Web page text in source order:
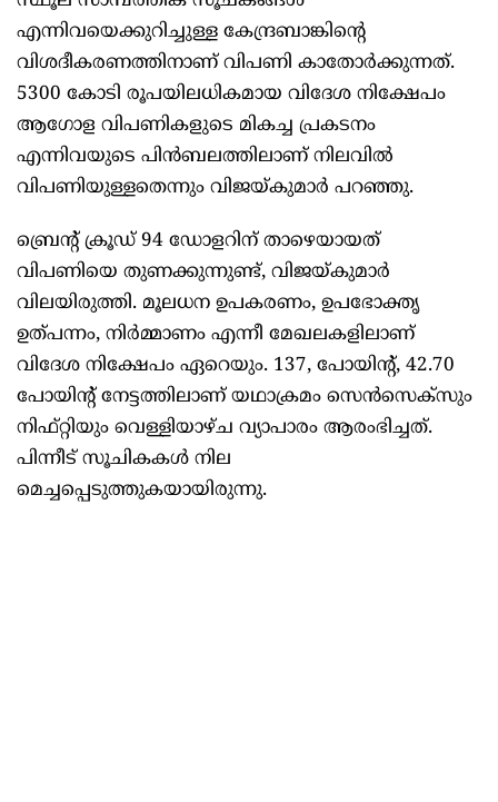
എന്നിവയെക്കുറിച്ചുള്ള കേന്ദ്രബാങ്കിന്റെ
വിശദീകരണത്തിനാണ് വിപണി കാതോര്‍ക്കുന്നത്.
5300 കോടി രൂപയിലധികമായ വിദേശ നിക്ഷേപം
ആഗോള വിപണികളുടെ മികച്ച പ്രകടനം
എന്നിവയുടെ പിന്‍ബലത്തിലാണ് നിലവില്‍
വിപണിയുള്ളതെന്നും വിജയ്കുമാര്‍ പറഞ്ഞു.
ബ്രെന്റ് ക്രൂഡ് 94 ഡോളറിന് താഴെയായത്
വിപണിയെ തുണക്കുന്നുണ്ട്, വിജയ്കുമാര്‍
വിലയിരുത്തി. മൂലധന ഉപകരണം, ഉപഭോക്തൃ
ഉത്പന്നം, നിര്‍മ്മാണം എന്നീ മേഖലകളിലാണ്
വിദേശ നിക്ഷേപം ഏറെയും. 137, പോയിന്റ്, 42.70
പോയിന്റ് നേട്ടത്തിലാണ് യഥാക്രമം സെന്‍സെക്‌സും
നിഫ്റ്റിയും വെള്ളിയാഴ്ച വ്യാപാരം ആരംഭിച്ചത്.
പിന്നീട് സൂചികകള്‍ നില
മെച്ചപ്പെടുത്തുകയായിരുന്നു.